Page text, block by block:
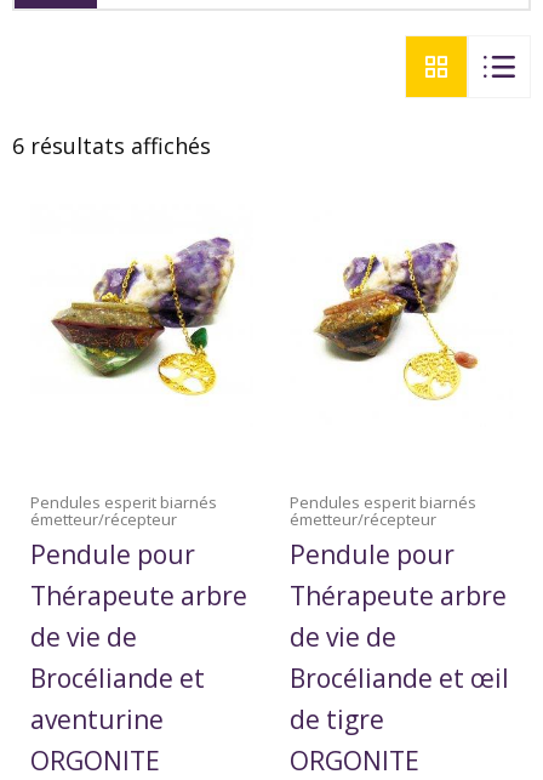
6 résultats affichés
Pendules esperit biarnés
émetteur/récepteur
Pendule pour
Thérapeute arbre
de vie de
Brocéliande et
aventurine
ORGONITE
Pendules esperit biarnés
émetteur/récepteur
Pendule pour
Thérapeute arbre
de vie de
Brocéliande et œil
de tigre
ORGONITE